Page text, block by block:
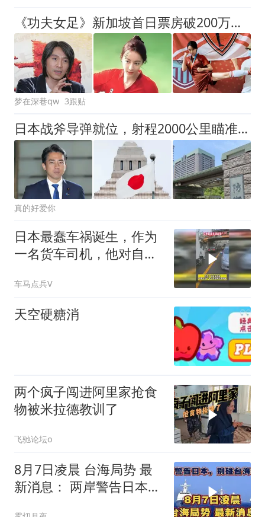
《功夫女足》新加坡首日票房破200万，星爷分账7.73亿
梦在深巷qw 3跟贴
日本战斧导弹就位，射程2000公里瞄准中国腹地
真的好爱你
日本最蠢车祸诞生，作为
一名货车司机，他对自己
车马点兵V
天空硬糖消
两个疯子闯进阿里家抢食
物被米拉德教训了
飞驰论坛o
8月7日凌晨 台海局势 最
新消息： 两岸警告日本，